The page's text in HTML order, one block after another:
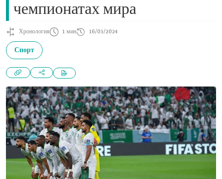
чемпионатах мира
Хронология 1 мин 16/05/2024
Спорт